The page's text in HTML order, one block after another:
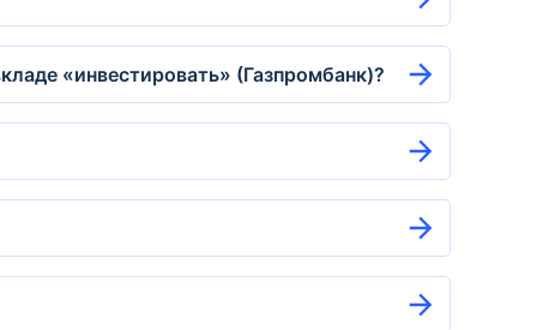
«инвестировать» (Газпромбанк)?